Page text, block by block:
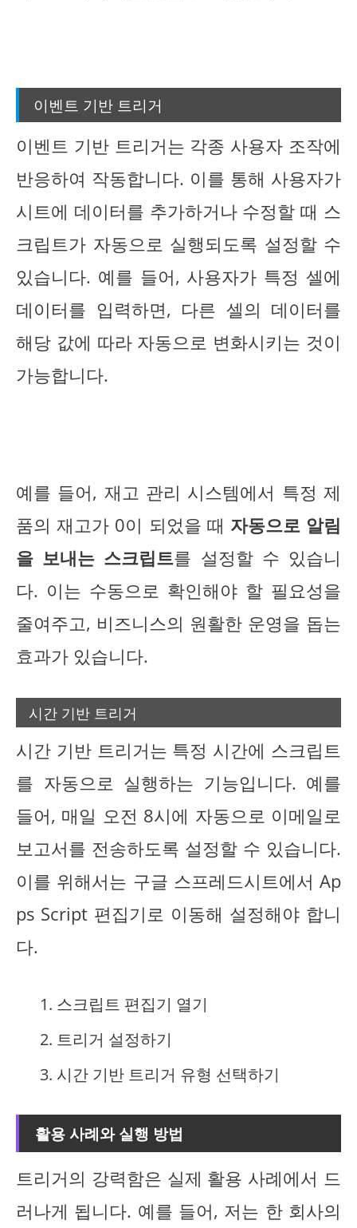
이벤트 기반 트리거
이벤트 기반 트리거는 각종 사용자 조작에
반응하여 작동합니다. 이를 통해 사용자가
시트에 데이터를 추가하거나 수정할 때 스
크립트가 자동으로 실행되도록 설정할 수
있습니다. 예를 들어, 사용자가 특정 셀에
데이터를 입력하면, 다른 셀의 데이터를
해당 값에 따라 자동으로 변화시키는 것이
가능합니다.
예를 들어, 재고 관리 시스템에서 특정 제
품의 재고가 0이 되었을 때 자동으로 알림
을 보내는 스크립트를 설정할 수 있습니
다. 이는 수동으로 확인해야 할 필요성을
줄여주고, 비즈니스의 원활한 운영을 돕는
효과가 있습니다.
시간 기반 트리거
시간 기반 트리거는 특정 시간에 스크립트
를 자동으로 실행하는 기능입니다. 예를
들어, 매일 오전 8시에 자동으로 이메일로
보고서를 전송하도록 설정할 수 있습니다.
이를 위해서는 구글 스프레드시트에서 Ap
ps Script 편집기로 이동해 설정해야 합니
다.
스크립트 편집기 열기
트리거 설정하기
시간 기반 트리거 유형 선택하기
활용 사례와 실행 방법
트리거의 강력함은 실제 활용 사례에서 드
러나게 됩니다. 예를 들어, 저는 한 회사의